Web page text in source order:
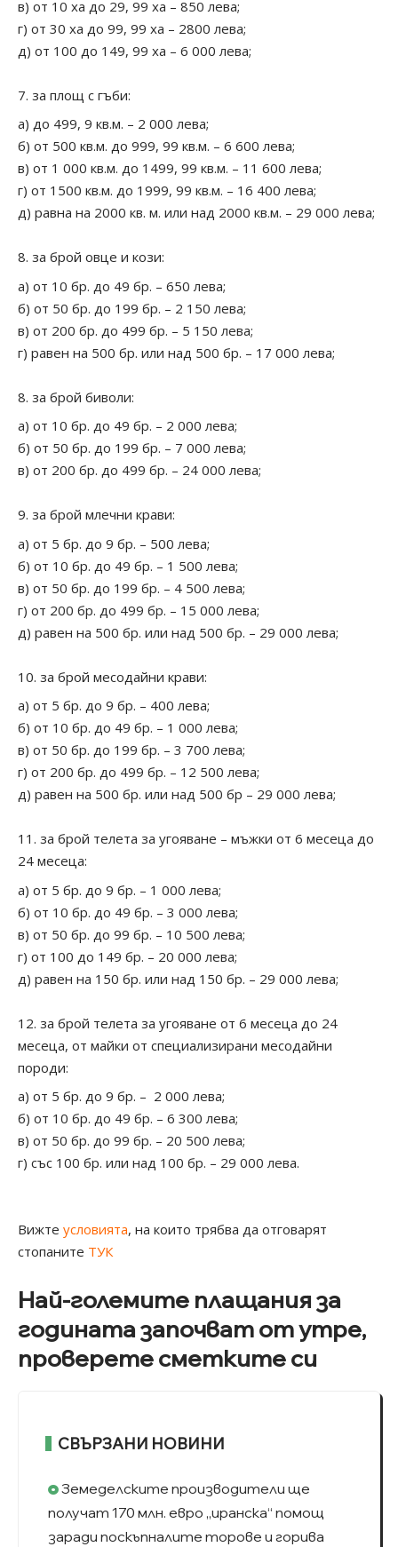
в) от 10 ха до 29, 99 ха – 850 лева;
г) от 30 ха до 99, 99 ха – 2800 лева;
д) от 100 до 149, 99 ха – 6 000 лева;
за площ с гъби:
а) до 499, 9 кв.м. – 2 000 лева;
б) от 500 кв.м. до 999, 99 кв.м. – 6 600 лева;
в) от 1 000 кв.м. до 1499, 99 кв.м. – 11 600 лева;
г) от 1500 кв.м. до 1999, 99 кв.м. – 16 400 лева;
д) равна на 2000 кв. м. или над 2000 кв.м. – 29 000 лева;
за брой овце и кози:
а) от 10 бр. до 49 бр. – 650 лева;
б) от 50 бр. до 199 бр. – 2 150 лева;
в) от 200 бр. до 499 бр. – 5 150 лева;
г) равен на 500 бр. или над 500 бр. – 17 000 лева;
за брой биволи:
а) от 10 бр. до 49 бр. – 2 000 лева;
б) от 50 бр. до 199 бр. – 7 000 лева;
в) от 200 бр. до 499 бр. – 24 000 лева;
за брой млечни крави:
а) от 5 бр. до 9 бр. – 500 лева;
б) от 10 бр. до 49 бр. – 1 500 лева;
в) от 50 бр. до 199 бр. – 4 500 лева;
г) от 200 бр. до 499 бр. – 15 000 лева;
д) равен на 500 бр. или над 500 бр. – 29 000 лева;
за брой месодайни крави:
а) от 5 бр. до 9 бр. – 400 лева;
б) от 10 бр. до 49 бр. – 1 000 лева;
в) от 50 бр. до 199 бр. – 3 700 лева;
г) от 200 бр. до 499 бр. – 12 500 лева;
д) равен на 500 бр. или над 500 бр – 29 000 лева;
за брой телета за угояване – мъжки от 6 месеца до
24 месеца:
а) от 5 бр. до 9 бр. – 1 000 лева;
б) от 10 бр. до 49 бр. – 3 000 лева;
в) от 50 бр. до 99 бр. – 10 500 лева;
г) от 100 до 149 бр. – 20 000 лева;
д) равен на 150 бр. или над 150 бр. – 29 000 лева;
за брой телета за угояване от 6 месеца до 24
месеца, от майки от специализирани месодайни
породи:
а) от 5 бр. до 9 бр. – 2 000 лева;
б) от 10 бр. до 49 бр. – 6 300 лева;
в) от 50 бр. до 99 бр. – 20 500 лева;
г) със 100 бр. или над 100 бр. – 29 000 лева.
Вижте условията, на които трябва да отговарят
стопаните ТУК
Най-големите плащания за
годината започват от утре,
проверете сметките си
СВЪРЗАНИ НОВИНИ
Земеделските производители ще
получат 170 млн. евро „иранска“ помощ
заради поскъпналите торове и горива